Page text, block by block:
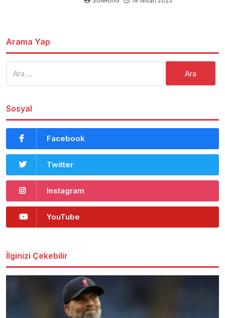
Arama Yap
Sosyal
Facebook
Twitter
Instagram
YouTube
İlginizi Çekebilir